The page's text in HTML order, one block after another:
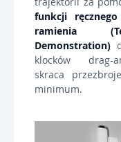
funkcji
ramienia
Demonstration)
klocków drag-
skraca
minimum.